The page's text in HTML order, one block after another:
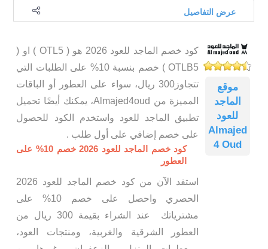
عرض التفاصيل
موقع
الماجد
للعود
Almajed
4 Oud
كود خصم الماجد للعود 2026 هو ( OTL5 ) او (
OTLB5 ) خصم بنسبة 10% على الطلبات التي
تتجاوز300 ريال، سواء على العطور أو الباقات
المميزة من Almajed4oud، يمكنك أيضًا تحميل
تطبيق الماجد للعود واستخدم الكود للحصول
على خصم إضافي على أول طلب .
كود خصم الماجد للعود 2026 خصم 10% على
العطور
استفد الآن من كود خصم الماجد للعود 2026
الحصري واحصل على خصم 10% على
مشترياتك عند الشراء بقيمة 300 ريال من
العطور الشرقية والغربية، ومنتجات العود،